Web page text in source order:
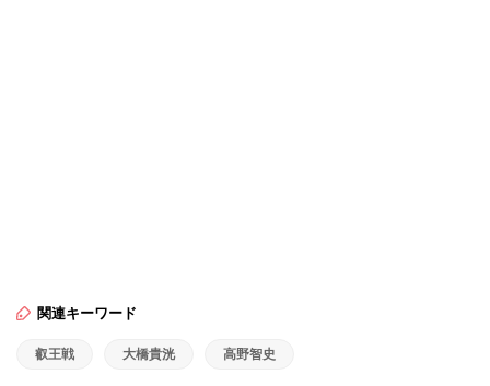
関連キーワード
叡王戦 大橋貴洸 高野智史